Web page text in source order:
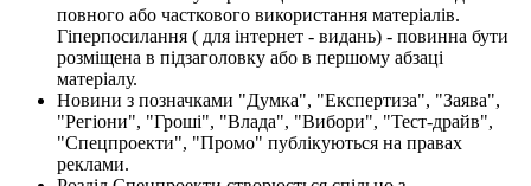
повного або часткового використання матеріалів.
Гіперпосилання ( для інтернет - видань) - повинна бути
розміщена в підзаголовку або в першому абзаці
матеріалу.
Новини з позначками "Думка", "Експертиза", "Заява",
"Регіони", "Гроші", "Влада", "Вибори", "Тест-драйв",
"Спецпроекти", "Промо" публікуються на правах
реклами.